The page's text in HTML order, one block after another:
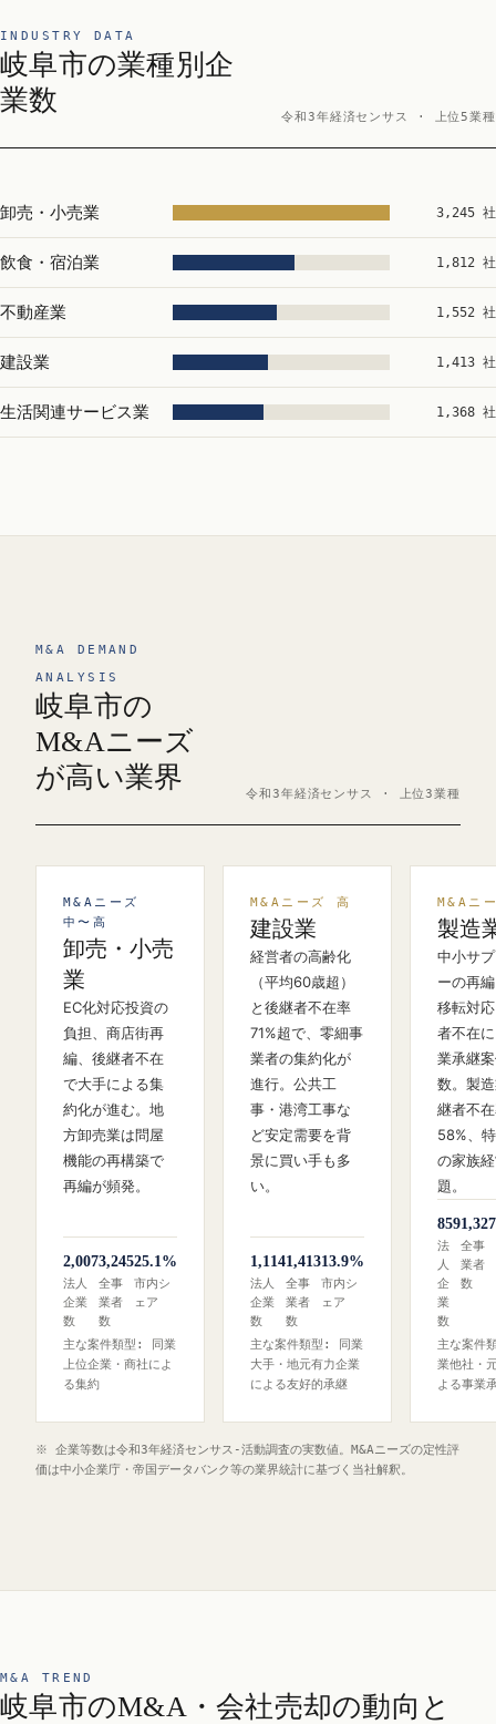
INDUSTRY DATA
岐阜市の業種別企
業数
令和3年経済センサス · 上位5業種
卸売・小売業 3,245 社
飲食・宿泊業 1,812 社
不動産業 1,552 社
建設業 1,413 社
生活関連サービス業 1,368 社
M&A DEMAND
ANALYSIS
岐阜市の
M&Aニーズ
が高い業界
令和3年経済センサス · 上位3業種
M&Aニーズ
中〜高
卸売・小売
業
EC化対応投資の
負担、商店街再
編、後継者不在
で大手による集
約化が進む。地
方卸売業は問屋
機能の再構築で
再編が頻発。
2,007
法人
企業
数
3,245
全事
業者
数
25.1%
市内シ
ェア
主な案件類型: 同業
上位企業・商社によ
る集約
M&Aニーズ 高
建設業
経営者の高齢化
（平均60歳超）
と後継者不在率
71%超で、零細事
業者の集約化が
進行。公共工
事・港湾工事な
ど安定需要を背
景に買い手も多
い。
1,114
法人
企業
数
1,413
全事
業者
数
13.9%
市内シ
ェア
主な案件類型: 同業
大手・地元有力企業
による友好的承継
M&Aニ
製造
中小サ
ーの再
移転対
者不在
業承継
数。製
継者不
58%、
の家族
題。
859
法
人
企
業
数
1,327
全事
業者
数
主な案件
業他社・
よる事業
※ 企業等数は令和3年経済センサス‐活動調査の実数値。M&Aニーズの定性評
価は中小企業庁・帝国データバンク等の業界統計に基づく当社解釈。
M&A TREND
岐阜市のM&A・会社売却の動向と